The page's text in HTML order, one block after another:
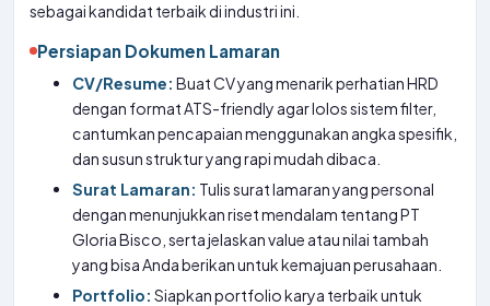
sebagai kandidat terbaik di industri ini.
Persiapan Dokumen Lamaran
CV/Resume: Buat CV yang menarik perhatian HRD
dengan format ATS-friendly agar lolos sistem filter,
cantumkan pencapaian menggunakan angka spesifik,
dan susun struktur yang rapi mudah dibaca.
Surat Lamaran: Tulis surat lamaran yang personal
dengan menunjukkan riset mendalam tentang PT
Gloria Bisco, serta jelaskan value atau nilai tambah
yang bisa Anda berikan untuk kemajuan perusahaan.
Portfolio: Siapkan portfolio karya terbaik untuk